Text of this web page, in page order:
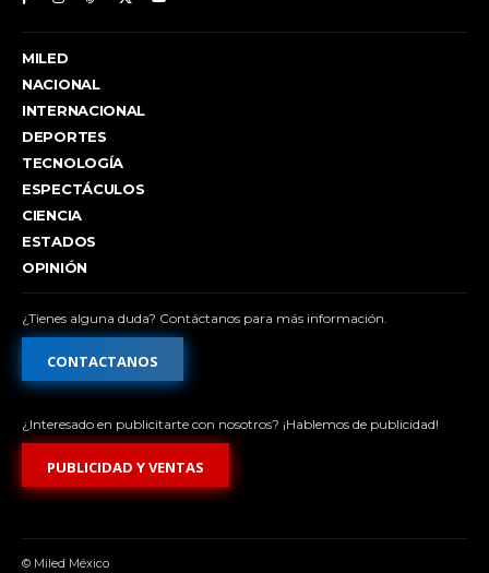
MILED
NACIONAL
INTERNACIONAL
DEPORTES
TECNOLOGÍA
ESPECTÁCULOS
CIENCIA
ESTADOS
OPINIÓN
¿Tienes alguna duda? Contáctanos para más información.
CONTACTANOS
¿Interesado en publicitarte con nosotros? ¡Hablemos de publicidad!
PUBLICIDAD Y VENTAS
© Miled México